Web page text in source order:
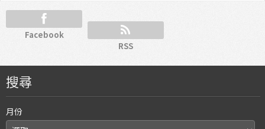
Facebook
RSS
搜尋
月份